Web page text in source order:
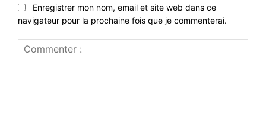
Enregistrer mon nom, email et site web dans ce
navigateur pour la prochaine fois que je commenterai.